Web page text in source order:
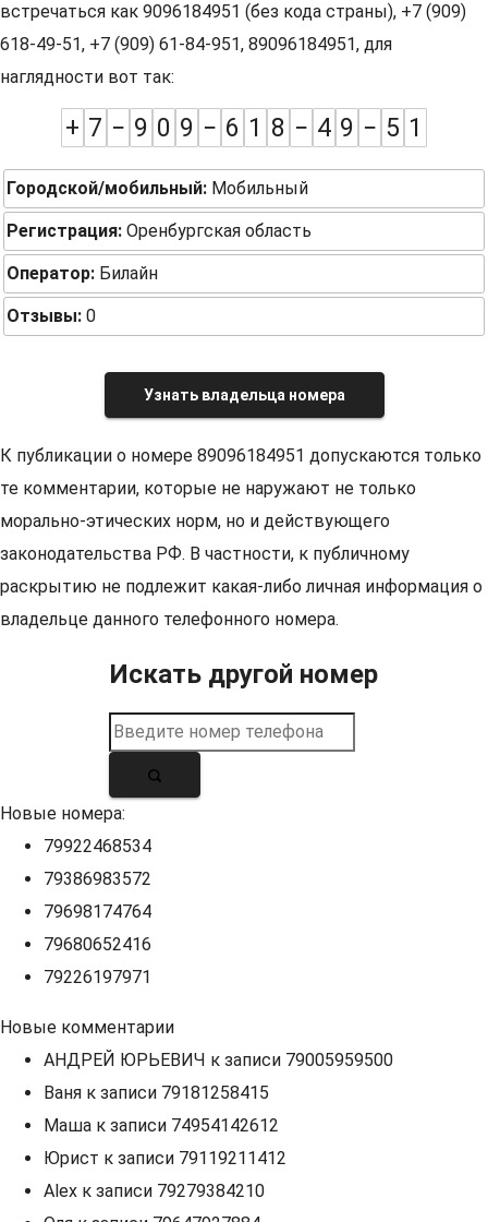
встречаться как 9096184951 (без кода страны), +7 (909)
618-49-51, +7 (909) 61-84-951, 89096184951, для
наглядности вот так:
+ 7 − 9 0 9 − 6 1 8 − 4 9 − 5 1
Городской/мобильный: Мобильный
Регистрация: Оренбургская область
Оператор: Билайн
Отзывы: 0
Узнать владельца номера
К публикации о номере 89096184951 допускаются только
те комментарии, которые не наружают не только
морально-этических норм, но и действующего
законодательства РФ. В частности, к публичному
раскрытию не подлежит какая-либо личная информация о
владельце данного телефонного номера.
Искать другой номер
Новые номера:
79922468534
79386983572
79698174764
79680652416
79226197971
Новые комментарии
АНДРЕЙ ЮРЬЕВИЧ к записи 79005959500
Ваня к записи 79181258415
Маша к записи 74954142612
Юрист к записи 79119211412
Alex к записи 79279384210